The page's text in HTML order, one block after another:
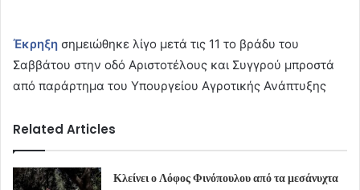
Έκρηξη σημειώθηκε λίγο μετά τις 11 το βράδυ του
Σαββάτου στην οδό Αριστοτέλους και Συγγρού μπροστά
από παράρτημα του Υπουργείου Αγροτικής Ανάπτυξης
Related Articles
Κλείνει ο Λόφος Φινόπουλου από τα μεσάνυχτα